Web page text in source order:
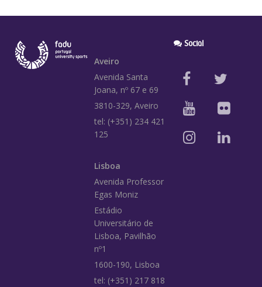
Aveiro
Avenida Santa
Joana, nº 67 e 69
3810-329, Aveiro
tel: (+351) 234 421
125
Lisboa
Avenida Professor
Egas Moniz
Estádio
Universitário de
Lisboa, Pavilhão
nº1
1600-190, Lisboa
tel: (+351) 217 818
Social